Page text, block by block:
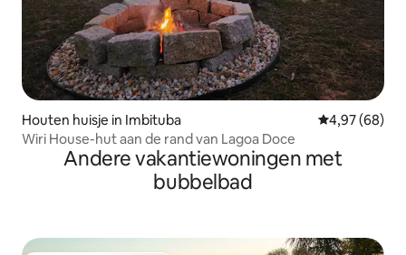
Houten huisje in Imbituba Gemiddelde
4,97 (68)
Wiri House-hut aan de rand van Lagoa Doce
Andere vakantiewoningen met
bubbelbad